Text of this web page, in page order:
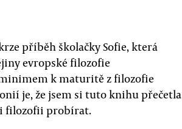
příběh školačky Sofie, která
evropské filozofie
k maturitě z filozofie
je, že jsem si tuto knihu přečetla
filozofii probírat.